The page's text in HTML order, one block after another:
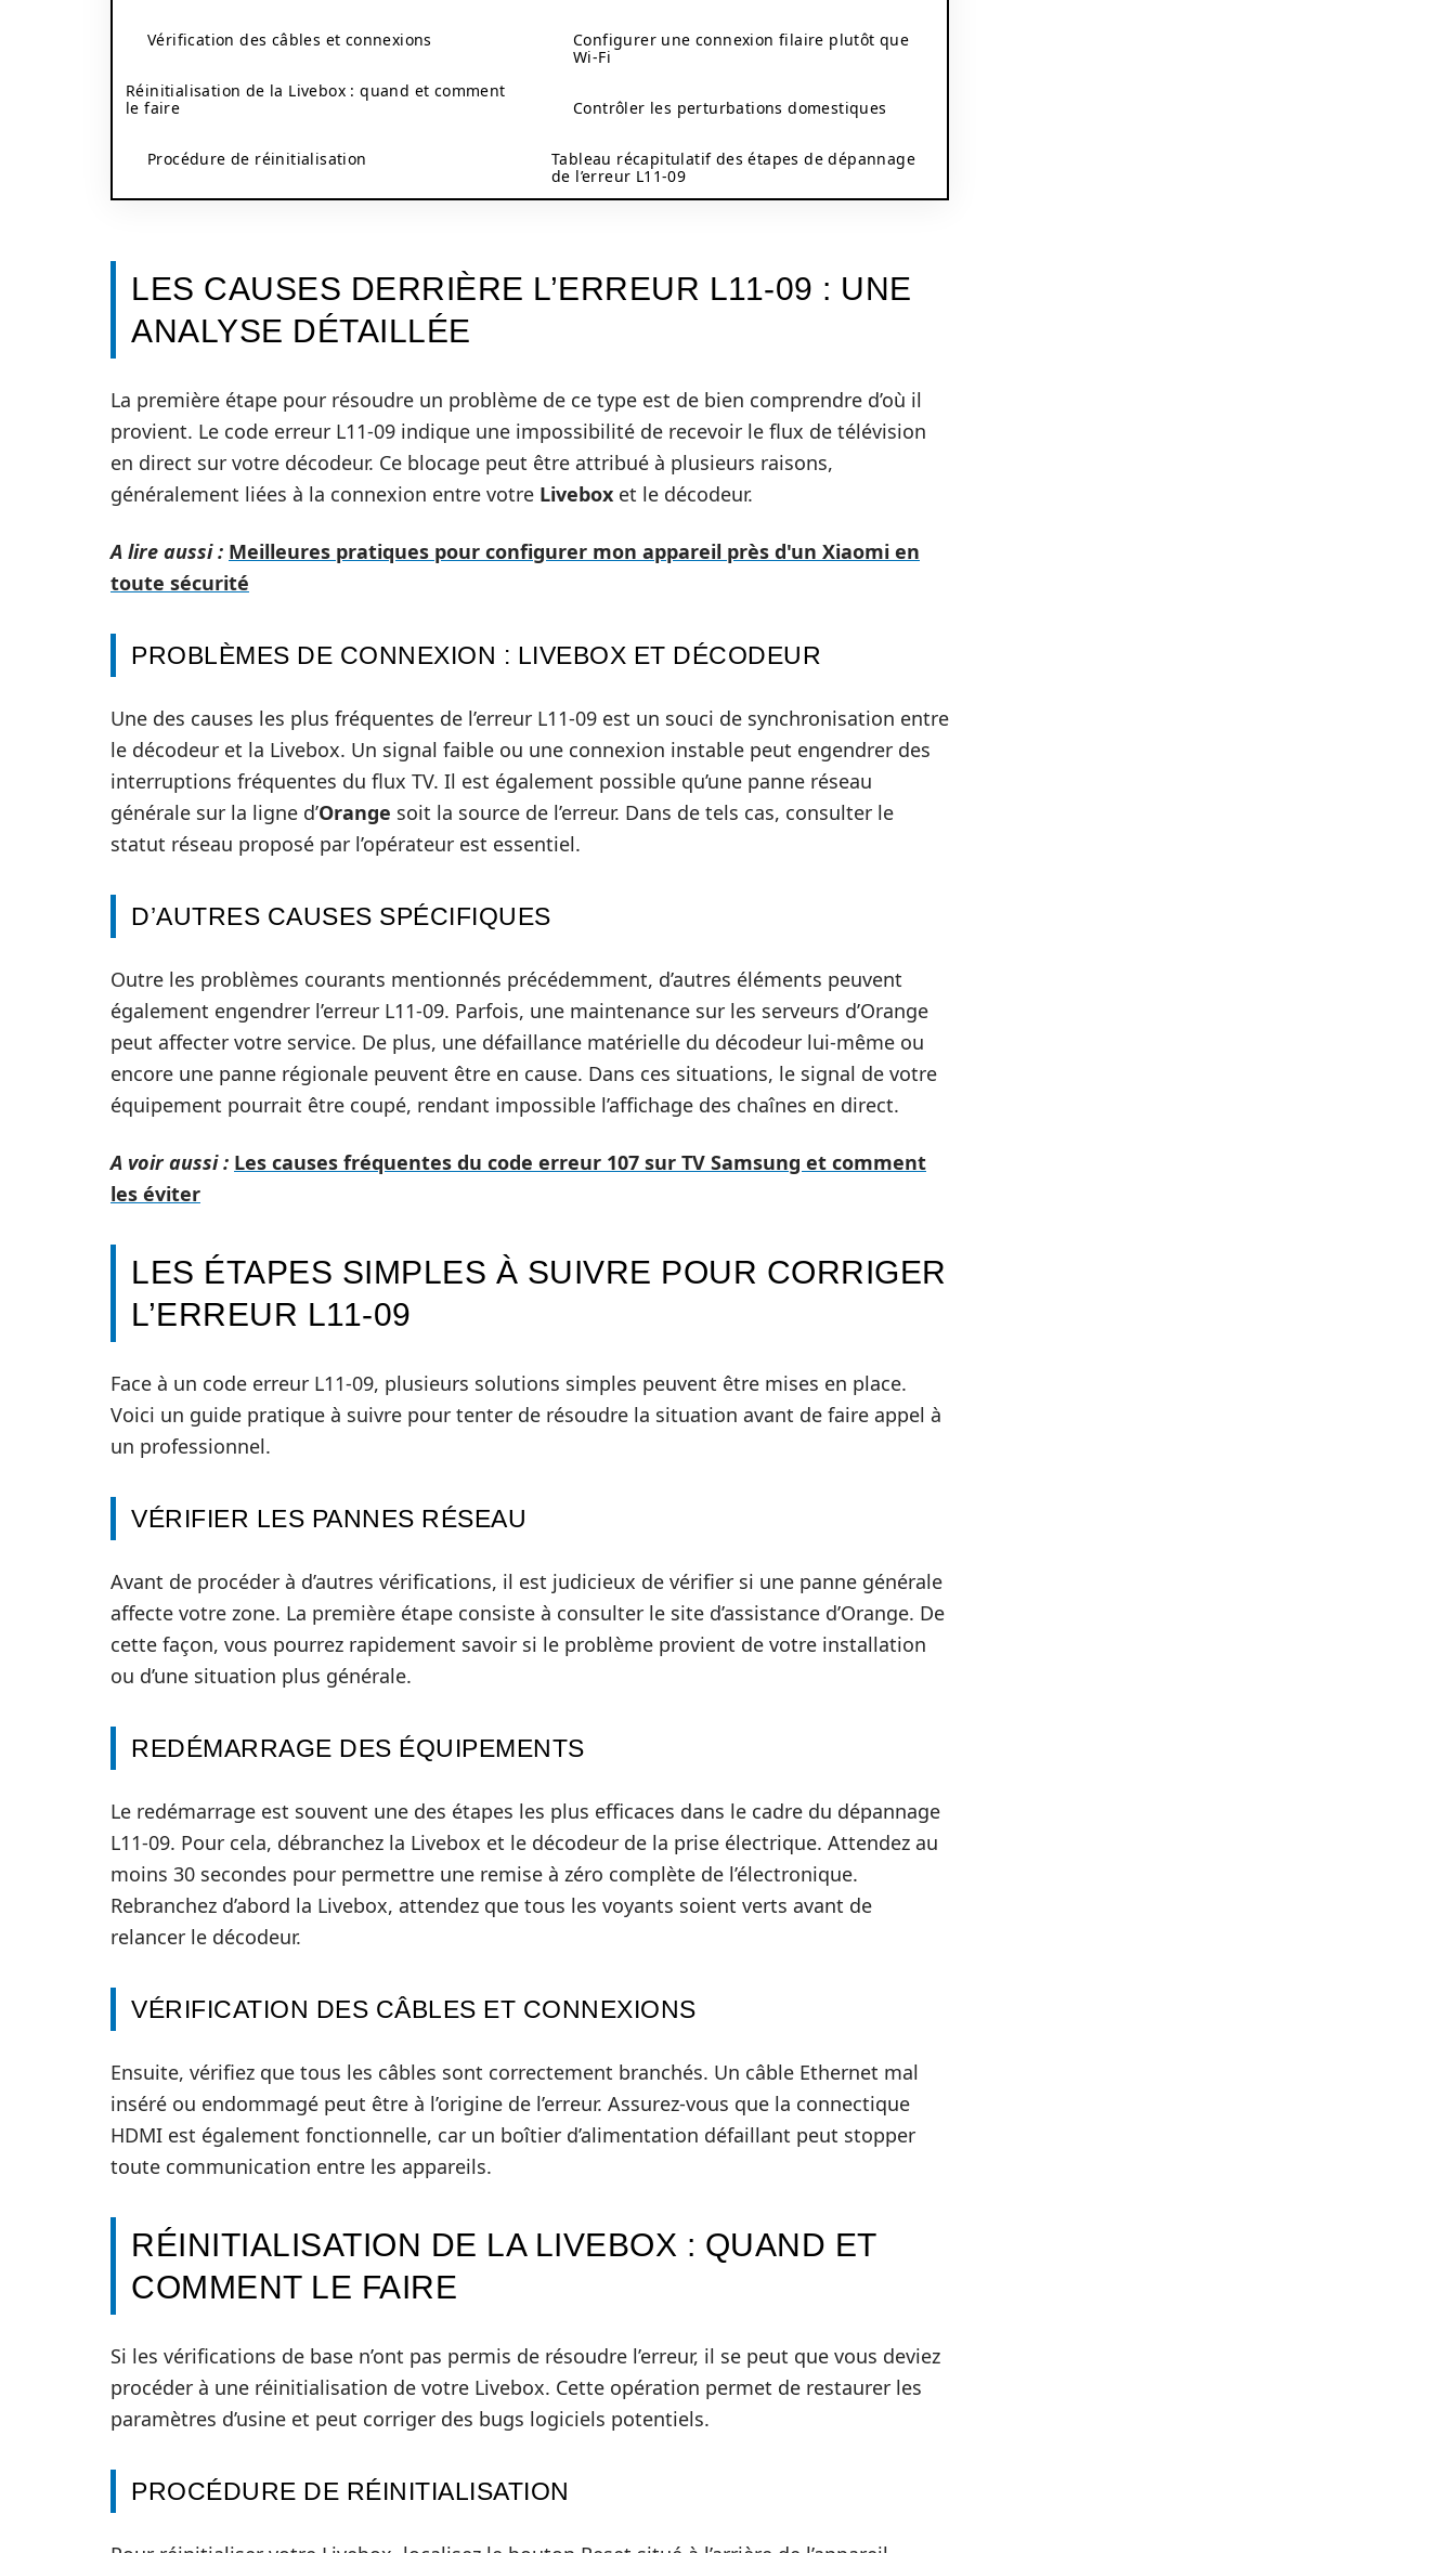
Vérification des câbles et connexions
Réinitialisation de la Livebox : quand et comment
le faire
Procédure de réinitialisation
Configurer une connexion filaire plutôt que
Wi-Fi
Contrôler les perturbations domestiques
Tableau récapitulatif des étapes de dépannage
de l’erreur L11-09
LES CAUSES DERRIÈRE L’ERREUR L11-09 : UNE
ANALYSE DÉTAILLÉE
La première étape pour résoudre un problème de ce type est de bien comprendre d’où il
provient. Le code erreur L11-09 indique une impossibilité de recevoir le flux de télévision
en direct sur votre décodeur. Ce blocage peut être attribué à plusieurs raisons,
généralement liées à la connexion entre votre Livebox et le décodeur.
A lire aussi : Meilleures pratiques pour configurer mon appareil près d'un Xiaomi en
toute sécurité
PROBLÈMES DE CONNEXION : LIVEBOX ET DÉCODEUR
Une des causes les plus fréquentes de l’erreur L11-09 est un souci de synchronisation entre
le décodeur et la Livebox. Un signal faible ou une connexion instable peut engendrer des
interruptions fréquentes du flux TV. Il est également possible qu’une panne réseau
générale sur la ligne d’Orange soit la source de l’erreur. Dans de tels cas, consulter le
statut réseau proposé par l’opérateur est essentiel.
D’AUTRES CAUSES SPÉCIFIQUES
Outre les problèmes courants mentionnés précédemment, d’autres éléments peuvent
également engendrer l’erreur L11-09. Parfois, une maintenance sur les serveurs d’Orange
peut affecter votre service. De plus, une défaillance matérielle du décodeur lui-même ou
encore une panne régionale peuvent être en cause. Dans ces situations, le signal de votre
équipement pourrait être coupé, rendant impossible l’affichage des chaînes en direct.
A voir aussi : Les causes fréquentes du code erreur 107 sur TV Samsung et comment
les éviter
LES ÉTAPES SIMPLES À SUIVRE POUR CORRIGER
L’ERREUR L11-09
Face à un code erreur L11-09, plusieurs solutions simples peuvent être mises en place.
Voici un guide pratique à suivre pour tenter de résoudre la situation avant de faire appel à
un professionnel.
VÉRIFIER LES PANNES RÉSEAU
Avant de procéder à d’autres vérifications, il est judicieux de vérifier si une panne générale
affecte votre zone. La première étape consiste à consulter le site d’assistance d’Orange. De
cette façon, vous pourrez rapidement savoir si le problème provient de votre installation
ou d’une situation plus générale.
REDÉMARRAGE DES ÉQUIPEMENTS
Le redémarrage est souvent une des étapes les plus efficaces dans le cadre du dépannage
L11-09. Pour cela, débranchez la Livebox et le décodeur de la prise électrique. Attendez au
moins 30 secondes pour permettre une remise à zéro complète de l’électronique.
Rebranchez d’abord la Livebox, attendez que tous les voyants soient verts avant de
relancer le décodeur.
VÉRIFICATION DES CÂBLES ET CONNEXIONS
Ensuite, vérifiez que tous les câbles sont correctement branchés. Un câble Ethernet mal
inséré ou endommagé peut être à l’origine de l’erreur. Assurez-vous que la connectique
HDMI est également fonctionnelle, car un boîtier d’alimentation défaillant peut stopper
toute communication entre les appareils.
RÉINITIALISATION DE LA LIVEBOX : QUAND ET
COMMENT LE FAIRE
Si les vérifications de base n’ont pas permis de résoudre l’erreur, il se peut que vous deviez
procéder à une réinitialisation de votre Livebox. Cette opération permet de restaurer les
paramètres d’usine et peut corriger des bugs logiciels potentiels.
PROCÉDURE DE RÉINITIALISATION